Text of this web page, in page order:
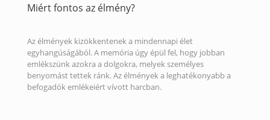
Miért fontos az élmény?
Az élmények kizökkentenek a mindennapi élet
egyhangúságából. A memória úgy épül fel, hogy jobban
emlékszünk azokra a dolgokra, melyek személyes
benyomást tettek ránk. Az élmények a leghatékonyabb a
befogadók emlékeiért vívott harcban.